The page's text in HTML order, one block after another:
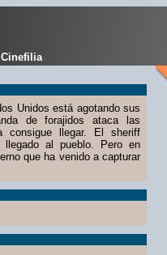
Cinefilia
Unidos está agotando sus
de forajidos ataca las
consigue llegar. El sheriff
llegado al pueblo. Pero en
que ha venido a capturar